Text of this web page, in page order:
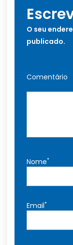
O seu
publicado.
Comentário
Nome*
Email*